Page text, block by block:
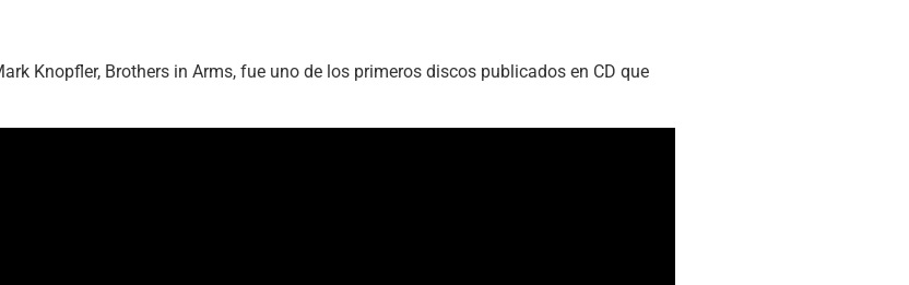
Knopfler, Brothers in Arms, fue uno de los primeros discos publicados en CD que